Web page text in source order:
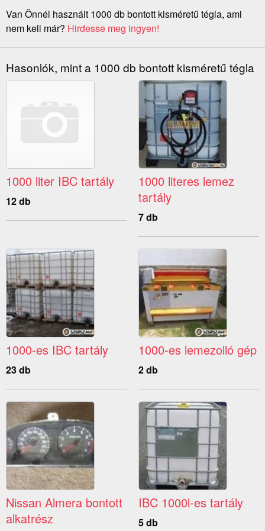
Van Önnél használt 1000 db bontott kisméretű tégla, ami
nem kell már? Hirdesse meg ingyen!
Hasonlók, mint a 1000 db bontott kisméretű tégla
1000 liter IBC tartály
12 db
1000 literes lemez
tartály
7 db
1000-es IBC tartály
23 db
1000-es lemezolló gép
2 db
Nissan Almera bontott
alkatrész
IBC 1000l-es tartály
5 db